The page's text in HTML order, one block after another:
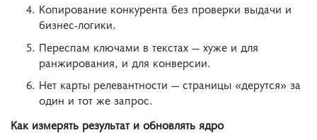
Копирование конкурента без проверки выдачи и
бизнес-логики.
Переспам ключами в текстах — хуже и для
ранжирования, и для конверсии.
Нет карты релевантности — страницы «дерутся» за
один и тот же запрос.
Как измерять результат и обновлять ядро